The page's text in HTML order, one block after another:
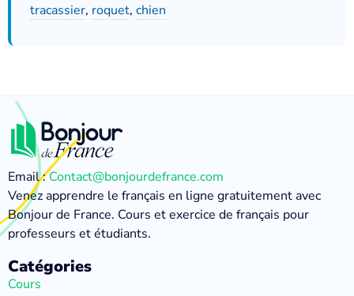
tracassier, roquet, chien
Email :Contact@bonjourdefrance.com
Venez apprendre le français en ligne gratuitement avec
Bonjour de France. Cours et exercice de français pour
professeurs et étudiants.
Catégories
Cours